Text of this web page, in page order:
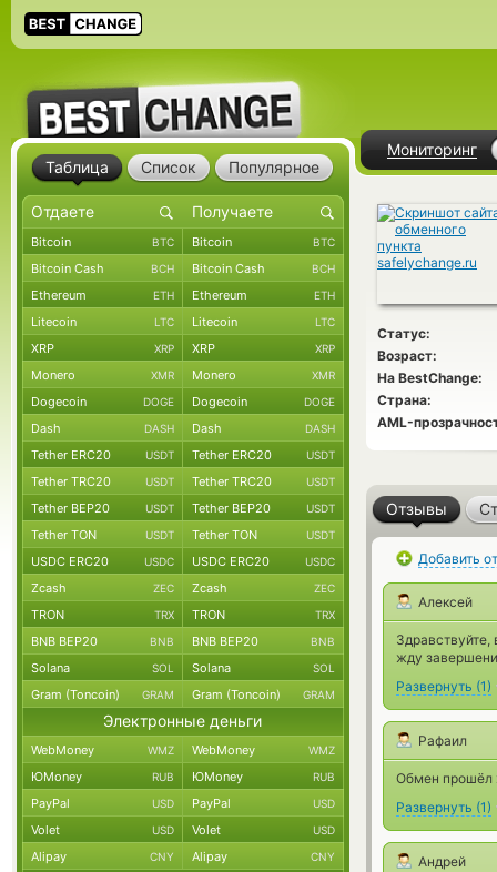
Мониторинг
Статус:
Возраст:
На BestChange:
Страна:
AML-
Отзывы
Добавить
Алексей
Здравствуйте,
жду
Развернуть (1)
Рафаил
Обмен прошёл
Развернуть (1)
Андрей
Таблица Список Популярное
Bitcoin BTC Bitcoin BTC
Bitcoin Cash BCH Bitcoin Cash BCH
Ethereum ETH Ethereum ETH
Litecoin LTC Litecoin LTC
XRP XRP XRP XRP
Monero XMR Monero XMR
Dogecoin DOGE Dogecoin DOGE
Dash DASH Dash DASH
Tether ERC20 USDT Tether ERC20 USDT
Tether TRC20 USDT Tether TRC20 USDT
Tether BEP20 USDT Tether BEP20 USDT
Tether TON USDT Tether TON USDT
USDC ERC20 USDC USDC ERC20 USDC
Zcash ZEC Zcash ZEC
TRON TRX TRON TRX
BNB BEP20 BNB BNB BEP20 BNB
Solana SOL Solana SOL
Gram (Toncoin) GRAM Gram (Toncoin) GRAM
Электронные деньги
WebMoney WMZ WebMoney WMZ
ЮMoney RUB ЮMoney RUB
PayPal USD PayPal USD
Volet USD Volet USD
Alipay CNY Alipay CNY